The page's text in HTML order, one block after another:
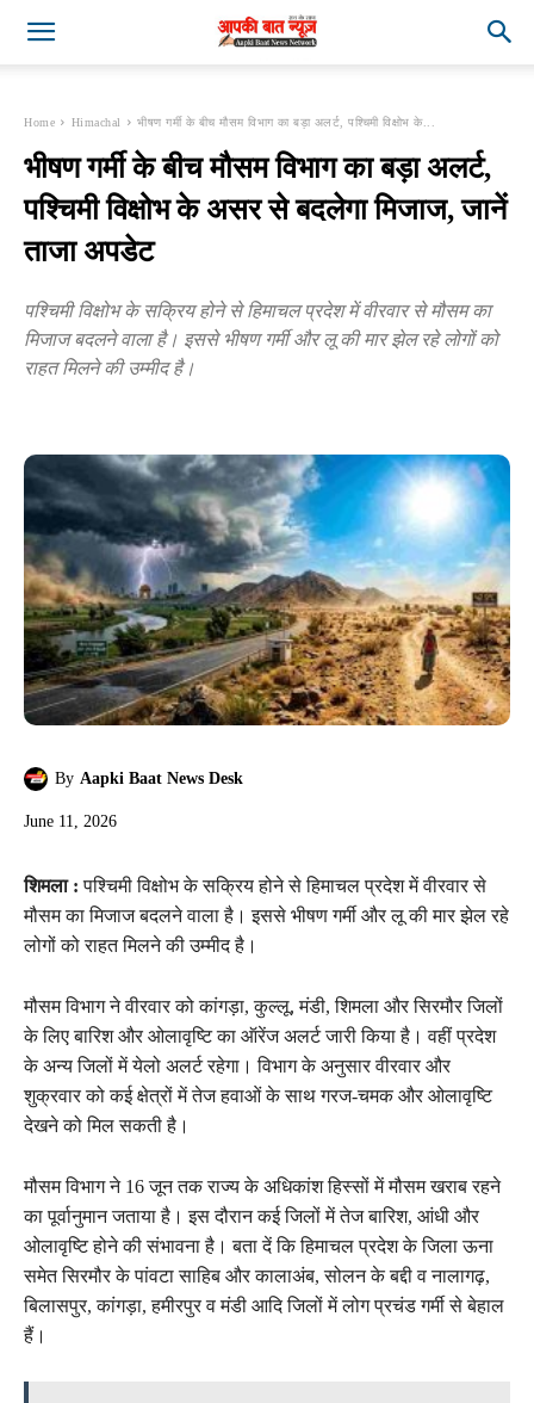
Home Himachal भीषण गर्मी के बीच मौसम विभाग का बड़ा अलर्ट, पश्चिमी विक्षोभ के...
भीषण गर्मी के बीच मौसम विभाग का बड़ा अलर्ट,
पश्चिमी विक्षोभ के असर से बदलेगा मिजाज, जानें
ताजा अपडेट
पश्चिमी विक्षोभ के सक्रिय होने से हिमाचल प्रदेश में वीरवार से मौसम का
मिजाज बदलने वाला है। इससे भीषण गर्मी और लू की मार झेल रहे लोगों को
राहत मिलने की उम्मीद है।
By Aapki Baat News Desk
June 11, 2026
शिमला : पश्चिमी विक्षोभ के सक्रिय होने से हिमाचल प्रदेश में वीरवार से
मौसम का मिजाज बदलने वाला है। इससे भीषण गर्मी और लू की मार झेल रहे
लोगों को राहत मिलने की उम्मीद है।
मौसम विभाग ने वीरवार को कांगड़ा, कुल्लू, मंडी, शिमला और सिरमौर जिलों
के लिए बारिश और ओलावृष्टि का ऑरेंज अलर्ट जारी किया है। वहीं प्रदेश
के अन्य जिलों में येलो अलर्ट रहेगा। विभाग के अनुसार वीरवार और
शुक्रवार को कई क्षेत्रों में तेज हवाओं के साथ गरज-चमक और ओलावृष्टि
देखने को मिल सकती है।
मौसम विभाग ने 16 जून तक राज्य के अधिकांश हिस्सों में मौसम खराब रहने
का पूर्वानुमान जताया है। इस दौरान कई जिलों में तेज बारिश, आंधी और
ओलावृष्टि होने की संभावना है। बता दें कि हिमाचल प्रदेश के जिला ऊना
समेत सिरमौर के पांवटा साहिब और कालाअंब, सोलन के बद्दी व नालागढ़,
बिलासपुर, कांगड़ा, हमीरपुर व मंडी आदि जिलों में लोग प्रचंड गर्मी से बेहाल
हैं।